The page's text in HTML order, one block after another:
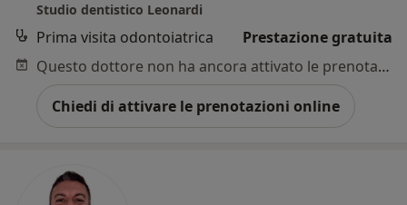
Studio dentistico Leonardi
Prima visita odontoiatrica
Prestazione gratuita
Questo dottore non ha ancora attivato le prenotazioni online presso questo indirizzo.
Chiedi di attivare le prenotazioni online